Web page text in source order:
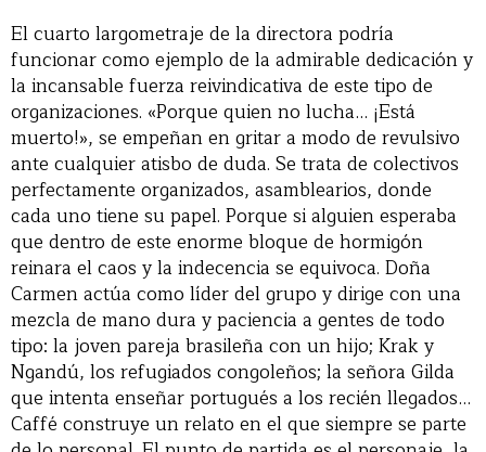
El cuarto largometraje de la directora podría
funcionar como ejemplo de la admirable dedicación y
la incansable fuerza reivindicativa de este tipo de
organizaciones. «Porque quien no lucha… ¡Está
muerto!», se empeñan en gritar a modo de revulsivo
ante cualquier atisbo de duda. Se trata de colectivos
perfectamente organizados, asamblearios, donde
cada uno tiene su papel. Porque si alguien esperaba
que dentro de este enorme bloque de hormigón
reinara el caos y la indecencia se equivoca. Doña
Carmen actúa como líder del grupo y dirige con una
mezcla de mano dura y paciencia a gentes de todo
tipo: la joven pareja brasileña con un hijo; Krak y
Ngandú, los refugiados congoleños; la señora Gilda
que intenta enseñar portugués a los recién llegados…
Caffé construye un relato en el que siempre se parte